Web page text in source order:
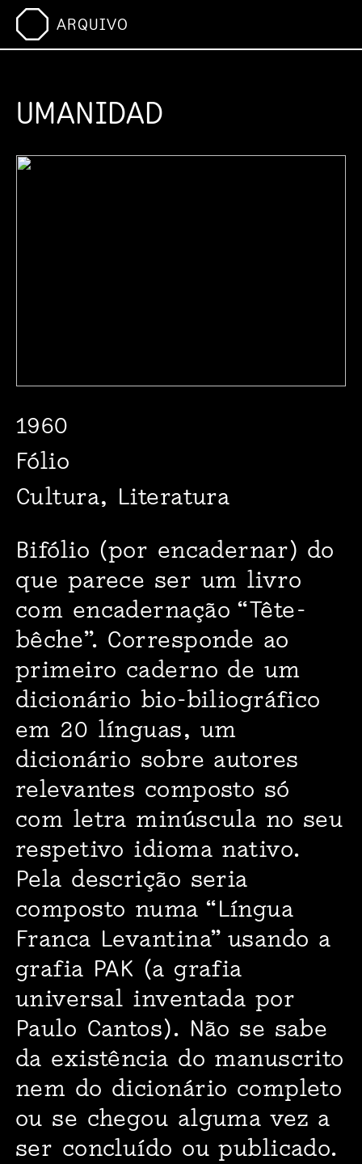
ARQUIVO
UMANIDAD
1960
Fólio
Cultura, Literatura
Bifólio (por encadernar) do
que parece ser um livro
com encadernação “Tête-
bêche”. Corresponde ao
primeiro caderno de um
dicionário bio-biliográfico
em 20 línguas, um
dicionário sobre autores
relevantes composto só
com letra minúscula no seu
respetivo idioma nativo.
Pela descrição seria
composto numa “Língua
Franca Levantina” usando a
grafia PAK (a grafia
universal inventada por
Paulo Cantos). Não se sabe
da existência do manuscrito
nem do dicionário completo
ou se chegou alguma vez a
ser concluído ou publicado.